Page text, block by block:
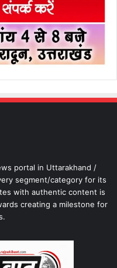
portal in Uttarakhand /
segment/category for its
with authentic content is
creating a milestone for